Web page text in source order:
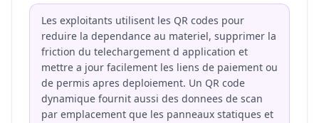
Les exploitants utilisent les QR codes pour
reduire la dependance au materiel, supprimer la
friction du telechargement d application et
mettre a jour facilement les liens de paiement ou
de permis apres deploiement. Un QR code
dynamique fournit aussi des donnees de scan
par emplacement que les panneaux statiques et